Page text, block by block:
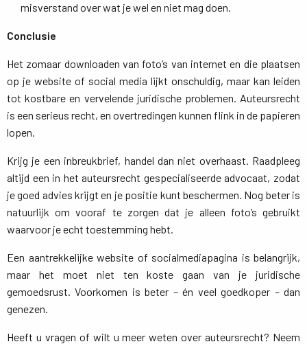
misverstand over wat je wel en niet mag doen.
Conclusie
Het zomaar downloaden van foto’s van internet en die plaatsen
op je website of social media lijkt onschuldig, maar kan leiden
tot kostbare en vervelende juridische problemen. Auteursrecht
is een serieus recht, en overtredingen kunnen flink in de papieren
lopen.
Krijg je een inbreukbrief, handel dan niet overhaast. Raadpleeg
altijd een in het auteursrecht gespecialiseerde advocaat, zodat
je goed advies krijgt en je positie kunt beschermen. Nog beter is
natuurlijk om vooraf te zorgen dat je alleen foto’s gebruikt
waarvoor je echt toestemming hebt.
Een aantrekkelijke website of socialmediapagina is belangrijk,
maar het moet niet ten koste gaan van je juridische
gemoedsrust. Voorkomen is beter – én veel goedkoper – dan
genezen.
Heeft u vragen of wilt u meer weten over auteursrecht? Neem